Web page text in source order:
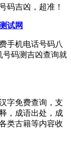
码吉凶，超准！
试网
手机电话号码八
号码测吉凶查询就
字免费查询，支
，成语出处，成
类古籍等内容收